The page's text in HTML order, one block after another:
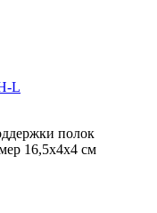
полок
16,5х4х4 см